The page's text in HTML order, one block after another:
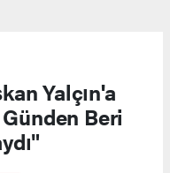
Yalçın'a
Beri